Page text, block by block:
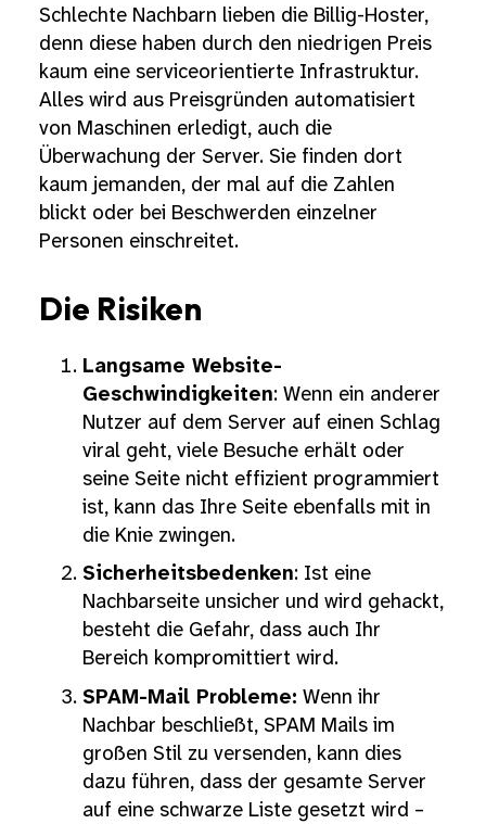
Schlechte Nachbarn lieben die Billig-Hoster,
denn diese haben durch den niedrigen Preis
kaum eine serviceorientierte Infrastruktur.
Alles wird aus Preisgründen automatisiert
von Maschinen erledigt, auch die
Überwachung der Server. Sie finden dort
kaum jemanden, der mal auf die Zahlen
blickt oder bei Beschwerden einzelner
Personen einschreitet.
Die Risiken
Langsame Website-
Geschwindigkeiten: Wenn ein anderer
Nutzer auf dem Server auf einen Schlag
viral geht, viele Besuche erhält oder
seine Seite nicht effizient programmiert
ist, kann das Ihre Seite ebenfalls mit in
die Knie zwingen.
Sicherheitsbedenken: Ist eine
Nachbarseite unsicher und wird gehackt,
besteht die Gefahr, dass auch Ihr
Bereich kompromittiert wird.
SPAM-Mail Probleme: Wenn ihr
Nachbar beschließt, SPAM Mails im
großen Stil zu versenden, kann dies
dazu führen, dass der gesamte Server
auf eine schwarze Liste gesetzt wird –